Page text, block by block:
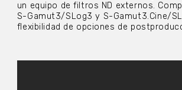
un equipo de filtros ND externos.
S-Gamut3/SLog3 y S-Gamut3.Cine/
flexibilidad de opciones de